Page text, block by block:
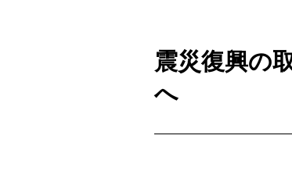
震災復興の
へ